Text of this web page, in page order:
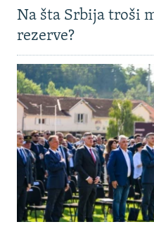
Na šta Srbija troši
rezerve?